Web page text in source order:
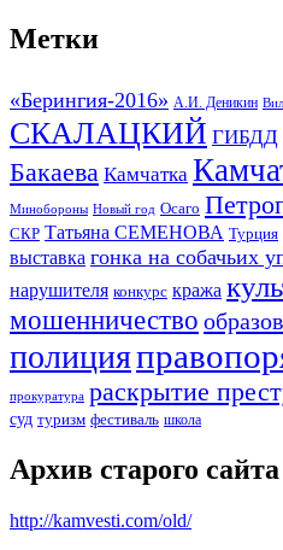
Метки
«Берингия-2016» А.И. Деникин
СКАЛАЦКИЙ ГИБДД
Бакаева Камчатка
Минобороны Новый год Осаго
СКР Татьяна СЕМЕНОВА Турция
выставка гонка на собачьих
нарушителя конкурс кража
мошенничество
полиция
прокуратура раскрытие
суд туризм фестиваль школа
Архив старого сайта
http://kamvesti.com/old/